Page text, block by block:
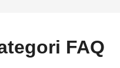
FAQ